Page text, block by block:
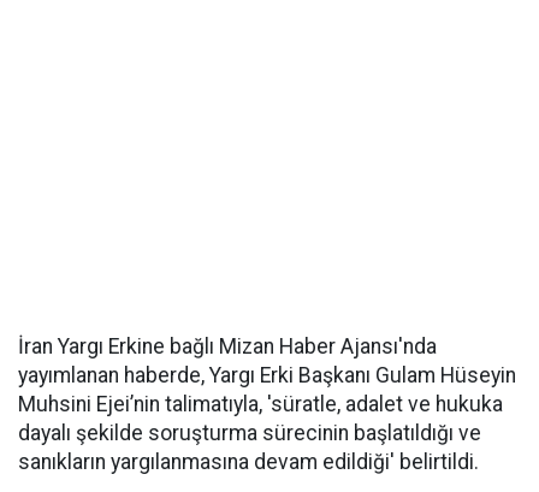
İran Yargı Erkine bağlı Mizan Haber Ajansı'nda
yayımlanan haberde, Yargı Erki Başkanı Gulam Hüseyin
Muhsini Ejei’nin talimatıyla, 'süratle, adalet ve hukuka
dayalı şekilde soruşturma sürecinin başlatıldığı ve
sanıkların yargılanmasına devam edildiği' belirtildi.